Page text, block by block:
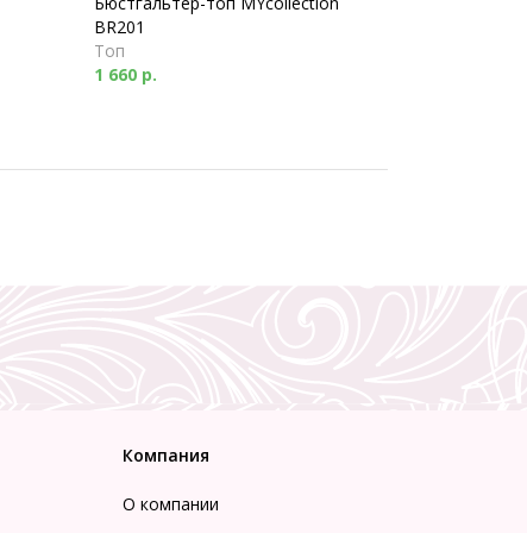
BR201
Топ
1 660 р.
Компания
О компании